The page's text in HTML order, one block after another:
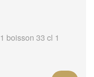
boisson 33 cl 1